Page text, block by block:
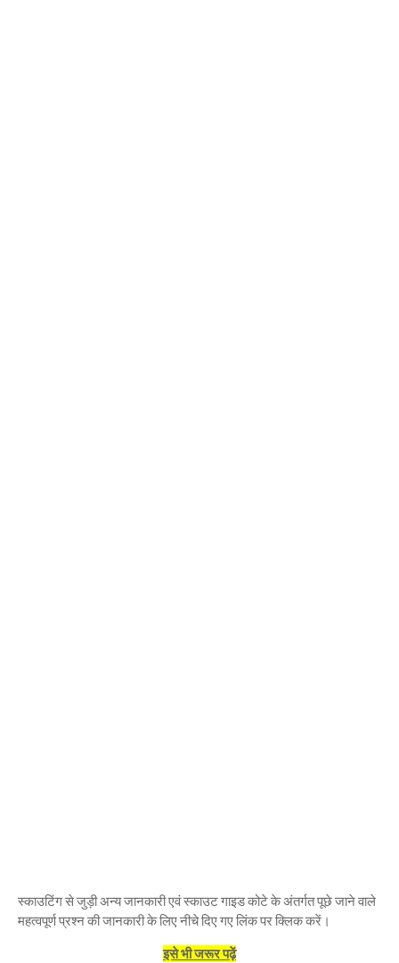
स्काउटिंग से जुड़ी अन्य जानकारी एवं स्काउट गाइड कोटे के अंतर्गत पूछे जाने वाले
महत्वपूर्ण प्रश्न की जानकारी के लिए नीचे दिए गए लिंक पर क्लिक करें।
इसे भी जरूर पढ़ें